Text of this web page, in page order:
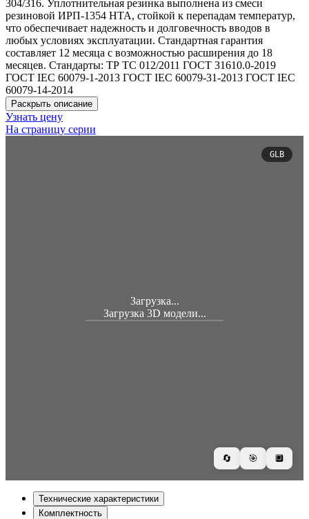
304/316. Уплотнительная резинка выполнена из смеси
резиновой ИРП-1354 НТА, стойкой к перепадам температур,
что обеспечивает надежность и долговечность вводов в
любых условиях эксплуатации. Стандартная гарантия
составляет 12 месяца с возможностью расширения до 18
месяцев. Стандарты: ТР ТС 012/2011 ГОСТ 31610.0-2019
ГОСТ IEC 60079-1-2013 ГОСТ IEC 60079-31-2013 ГОСТ IEC
60079-14-2014
Раскрыть описание
Узнать цену
На страницу серии
Загрузка...
Загрузка 3D модели...
🔄 🎯 🔲
GLB
Технические характеристики
Комплектность